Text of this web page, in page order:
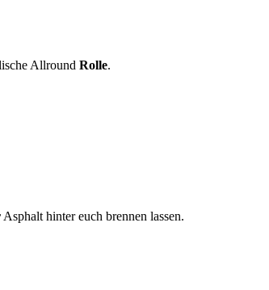
Allround Rolle.
Asphalt hinter euch brennen lassen.